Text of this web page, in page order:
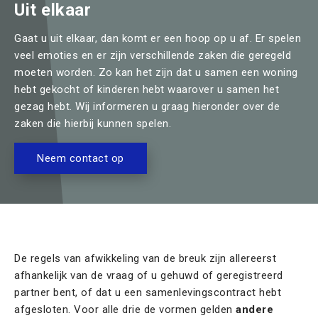
Team
Contact
Offerte aanvragen
Uit elkaar
Gaat u uit elkaar, dan komt er een hoop op u af. Er spelen
veel emoties en er zijn verschillende zaken die geregeld
moeten worden. Zo kan het zijn dat u samen een woning
hebt gekocht of kinderen hebt waarover u samen het
gezag hebt. Wij informeren u graag hieronder over de
zaken die hierbij kunnen spelen.
Neem contact op
De regels van afwikkeling van de breuk zijn allereerst
afhankelijk van de vraag of u gehuwd of geregistreerd
partner bent, of dat u een samenlevingscontract hebt
afgesloten. Voor alle drie de vormen gelden andere